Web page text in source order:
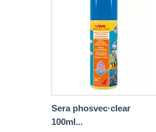
Sera phosvec·clear
100ml...